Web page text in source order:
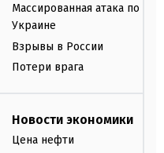
Массированная атака по
Украине
Взрывы в России
Потери врага
Новости экономики
Цена нефти